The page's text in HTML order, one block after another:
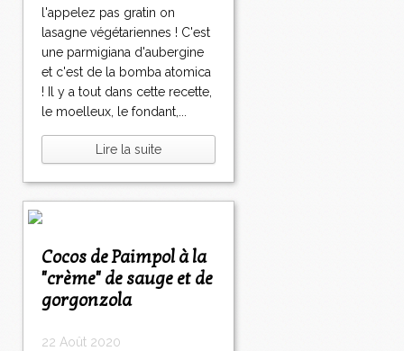
l'appelez pas gratin on
lasagne végétariennes ! C'est
une parmigiana d'aubergine
et c'est de la bomba atomica
! Il y a tout dans cette recette,
le moelleux, le fondant,...
Lire la suite
Cocos de Paimpol à la
"crème" de sauge et de
gorgonzola
22 Août 2020